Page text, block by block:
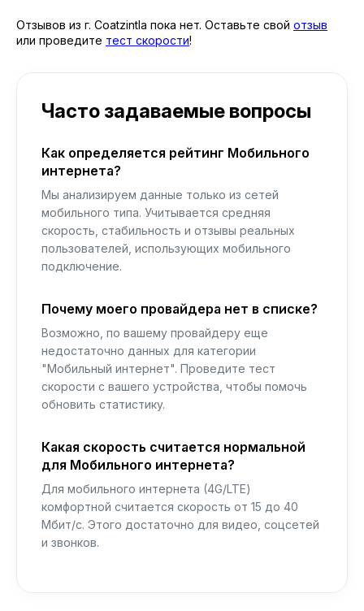
Отзывов из г. Coatzintla пока нет. Оставьте свой отзыв
или проведите тест скорости!
Часто задаваемые вопросы
Как определяется рейтинг Мобильного
интернета?
Мы анализируем данные только из сетей
мобильного типа. Учитывается средняя
скорость, стабильность и отзывы реальных
пользователей, использующих мобильного
подключение.
Почему моего провайдера нет в списке?
Возможно, по вашему провайдеру еще
недостаточно данных для категории
"Мобильный интернет". Проведите тест
скорости с вашего устройства, чтобы помочь
обновить статистику.
Какая скорость считается нормальной
для Мобильного интернета?
Для мобильного интернета (4G/LTE)
комфортной считается скорость от 15 до 40
Мбит/с. Этого достаточно для видео, соцсетей
и звонков.